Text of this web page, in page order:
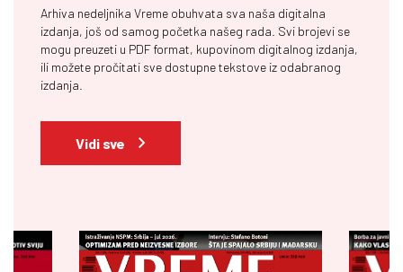
Arhiva nedeljnika Vreme obuhvata sva naša digitalna
izdanja, još od samog početka našeg rada. Svi brojevi se
mogu preuzeti u PDF format, kupovinom digitalnog izdanja,
ili možete pročitati sve dostupne tekstove iz odabranog
izdanja.
Vidi sve